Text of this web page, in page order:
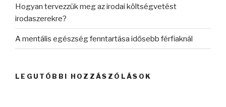
Hogyan tervezzük meg az irodai költségvetést
irodaszerekre?
A mentális egészség fenntartása idősebb férfiaknál
LEGUTÓBBI HOZZÁSZÓLÁSOK